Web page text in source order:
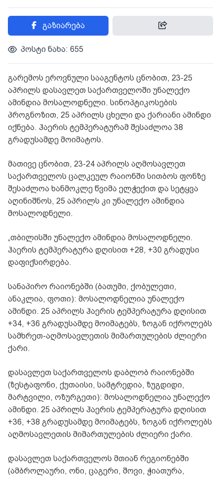
გაზიარება
პოსტი ნახა: 655
გარემოს ეროვნული სააგენტოს ცნობით, 23-25
აპრილს დასავლეთ საქართველოში უნალექო
ამინდია მოსალოდნელი. სინოპტიკოსების
პროგნოზით, 25 აპრილს ცხელი და ქარიანი ამინდი
იქნება. ჰაერის ტემპერატურამ შესაძლოა 38
გრადუსამდე მოიმატოს.
მათივე ცნობით, 23-24 აპრილს აღმოსავლეთ
საქართველოს ცალკეულ რაიონში სითბოს ფონზე
შესაძლოა ხანმოკლე წვიმა ელჭექით და სეტყვა
აღინიშნოს, 25 აპრილს კი უნალექო ამინდია
მოსალოდნელი.
„თბილისში უნალექო ამინდია მოსალოდნელი.
ჰაერის ტემპერატურა დღისით +28, +30 გრადუსი
დაფიქსირდება.
სანაპირო რაიონებში (ბათუმი, ქობულეთი,
ანაკლია, ფოთი): მოსალოდნელია უნალექო
ამინდი. 25 აპრილს ჰაერის ტემპერატურა დღისით
+34, +36 გრადუსამდე მოიმატებს, ზოგან იქროლებს
სამხრეთ-აღმოსავლეთის მიმართულების ძლიერი
ქარი.
დასავლეთ საქართველოს დაბლობ რაიონებში
(ზესტაფონი, ქუთაისი, სამტრედია, ზუგდიდი,
მარტვილი, ოზურგეთი): მოსალოდნელია უნალექო
ამინდი. 25 აპრილს ჰაერის ტემპერატურა დღისით
+36, +38 გრადუსამდე მოიმატებს, ზოგან იქროლებს
აღმოსავლეთის მიმართულების ძლიერი ქარი.
დასავლეთ საქართველოს მთიან რეგიონებში
(ამბროლაური, ონი, ცაგერი, შოვი, ჭიათურა,